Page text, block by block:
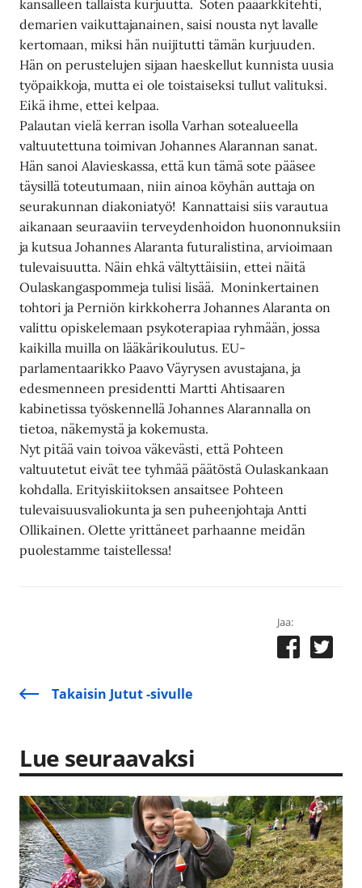
kansalleen tällaista kurjuutta. Soten pääarkkitehti,
demarien vaikuttajanainen, saisi nousta nyt lavalle
kertomaan, miksi hän nuijitutti tämän kurjuuden.
Hän on perustelujen sijaan haeskellut kunnista uusia
työpaikkoja, mutta ei ole toistaiseksi tullut valituksi.
Eikä ihme, ettei kelpaa.
Palautan vielä kerran isolla Varhan sotealueella
valtuutettuna toimivan Johannes Alarannan sanat.
Hän sanoi Alavieskassa, että kun tämä sote pääsee
täysillä toteutumaan, niin ainoa köyhän auttaja on
seurakunnan diakoniatyö! Kannattaisi siis varautua
aikanaan seuraaviin terveydenhoidon huononnuksiin
ja kutsua Johannes Alaranta futuralistina, arvioimaan
tulevaisuutta. Näin ehkä vältyttäisiin, ettei näitä
Oulaskangaspommeja tulisi lisää. Moninkertainen
tohtori ja Perniön kirkkoherra Johannes Alaranta on
valittu opiskelemaan psykoterapiaa ryhmään, jossa
kaikilla muilla on lääkärikoulutus. EU-
parlamentaarikko Paavo Väyrysen avustajana, ja
edesmenneen presidentti Martti Ahtisaaren
kabinetissa työskennellä Johannes Alarannalla on
tietoa, näkemystä ja kokemusta.
Nyt pitää vain toivoa väkevästi, että Pohteen
valtuutetut eivät tee tyhmää päätöstä Oulaskankaan
kohdalla. Erityiskiitoksen ansaitsee Pohteen
tulevaisuusvaliokunta ja sen puheenjohtaja Antti
Ollikainen. Olette yrittäneet parhaanne meidän
puolestamme taistellessa!
Jaa:
Takaisin Jutut -sivulle
Lue seuraavaksi